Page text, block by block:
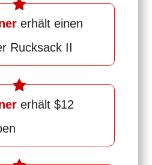
erhält einen
Rucksack II
erhält $12